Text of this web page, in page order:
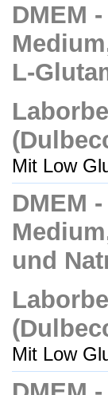
DMEM
L-
Mit Low
DMEM
und
Mit Low